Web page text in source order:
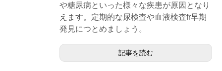
や糖尿病といった様々な疾患が原因となり
えます。定期的な尿検査や血液検査fr早期
発見につとめましょう。
記事を読む